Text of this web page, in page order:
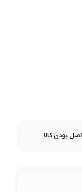
اصل بودن کالا